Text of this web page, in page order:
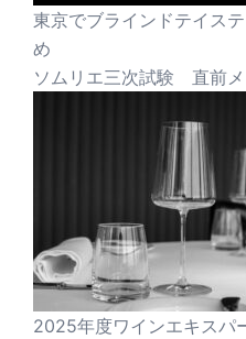
東京でブラインドテイス
め
ソムリエ三次試験 直前
2025年度ワインエキスパ